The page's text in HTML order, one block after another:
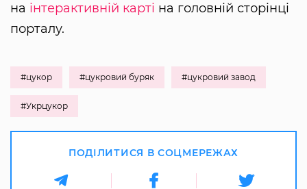
на інтерактивній карті на головній сторінці
порталу.
#цукор #цукровий буряк #цукровий завод
#Укрцукор
ПОДІЛИТИСЯ В СОЦМЕРЕЖАХ